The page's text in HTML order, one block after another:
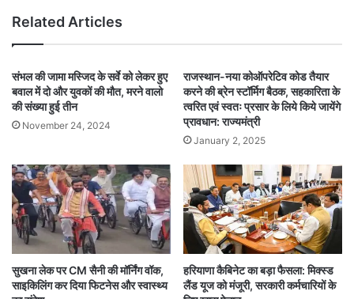
Related Articles
संभल की जामा मस्जिद के सर्वे को लेकर हुए
बवाल में दो और युवकों की मौत, मरने वालो
की संख्या हुई तीन
November 24, 2024
राजस्थान-नया कोऑपरेटिव कोड तैयार
करने की ब्रेन स्टॉर्मिग बैठक, सहकारिता के
त्वरित एवं स्वतः प्रसार के लिये किये जायेंगे
प्रावधान: राज्यमंत्री
January 2, 2025
सुखना लेक पर CM सैनी की मॉर्निंग वॉक,
साइकिलिंग कर दिया फिटनेस और स्वास्थ्य
हरियाणा कैबिनेट का बड़ा फैसला: मिक्स्ड
लैंड यूज को मंजूरी, सरकारी कर्मचारियों के